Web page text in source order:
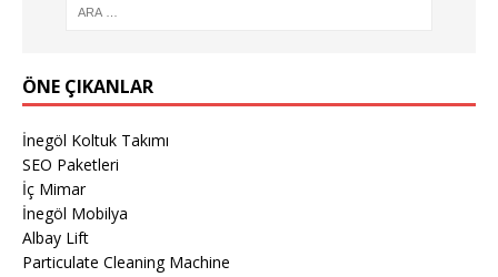
ÖNE ÇIKANLAR
İnegöl Koltuk Takımı
SEO Paketleri
İç Mimar
İnegöl Mobilya
Albay Lift
Particulate Cleaning Machine